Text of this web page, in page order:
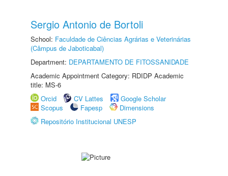
Sergio Antonio de Bortoli
School: Faculdade de Ciências Agrárias e Veterinárias
(Câmpus de Jaboticabal)
Department: DEPARTAMENTO DE FITOSSANIDADE
Academic Appointment Category: RDIDP Academic
title: MS-6
Orcid
CV Lattes
Google Scholar
Scopus
Fapesp
Dimensions
Repositório Institucional UNESP